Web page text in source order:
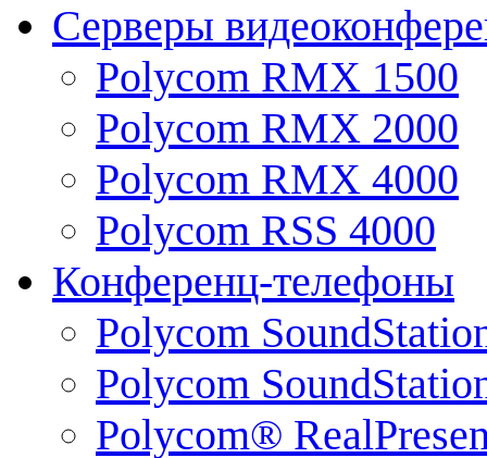
Серверы
Polycom RMX 1500
Polycom RMX 2000
Polycom RMX 4000
Polycom RSS 4000
Конференц-телефоны
Polycom
Polycom
Polycom®